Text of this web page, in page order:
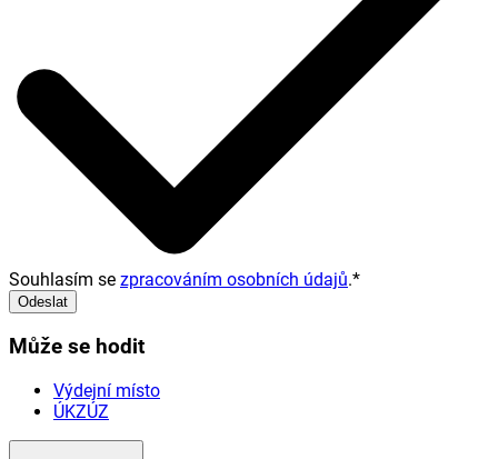
Souhlasím se zpracováním osobních údajů.*
Odeslat
Může se hodit
Výdejní místo
ÚKZÚZ